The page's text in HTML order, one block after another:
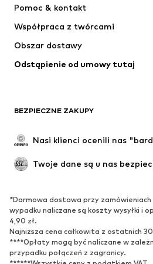
NAME IT
Pomoc & kontakt
Współpraca z twórcami
Obszar dostawy
Odstąpienie od umowy tutaj
BEZPIECZNE ZAKUPY
Nasi klienci ocenili nas
Twoje dane są u nas
*Darmowa dostawa przy zamówieniach
wypadku naliczane są koszty wysyłki i
4,90 zł.
Najniższa cena całkowita z ostatnich
****Opłaty mogą być naliczane w
przypadku połączeń z zagranicy.